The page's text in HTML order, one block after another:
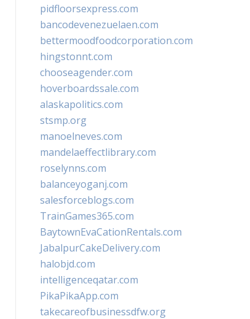
pidfloorsexpress.com
bancodevenezuelaen.com
bettermoodfoodcorporation.com
hingstonnt.com
chooseagender.com
hoverboardssale.com
alaskapolitics.com
stsmp.org
manoelneves.com
mandelaeffectlibrary.com
roselynns.com
balanceyoganj.com
salesforceblogs.com
TrainGames365.com
BaytownEvaCationRentals.com
JabalpurCakeDelivery.com
halobjd.com
intelligenceqatar.com
PikaPikaApp.com
takecareofbusinessdfw.org